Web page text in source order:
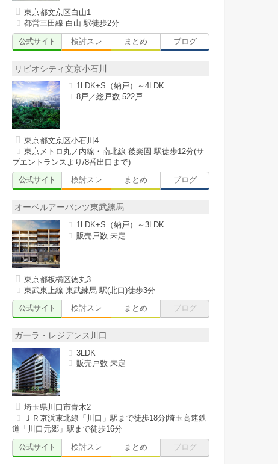
東京都文京区白山1
都営三田線 白山 駅徒歩2分
公式サイト
検討スレ まとめ ブログ
リビオシティ文京小石川
1LDK+S（納戸）～4LDK
8戸／総戸数 522戸
東京都文京区小石川4
東京メトロ丸ノ内線・南北線 後楽園 駅徒歩12分(サ
ブエントランスより/8番出口まで)
公式サイト
検討スレ まとめ ブログ
オーベルアーバンツ東武練馬
1LDK+S（納戸）～3LDK
販売戸数 未定
東京都板橋区徳丸3
東武東上線 東武練馬 駅(北口)徒歩3分
公式サイト
検討スレ まとめ ブログ
ガーラ・レジデンス川口
3LDK
販売戸数 未定
埼玉県川口市青木2
ＪＲ京浜東北線「川口」駅まで徒歩18分|埼玉高速鉄
道「川口元郷」駅まで徒歩16分
公式サイト
検討スレ まとめ ブログ